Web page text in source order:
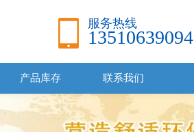
服务热线
13510639094
产品库存 联系我们